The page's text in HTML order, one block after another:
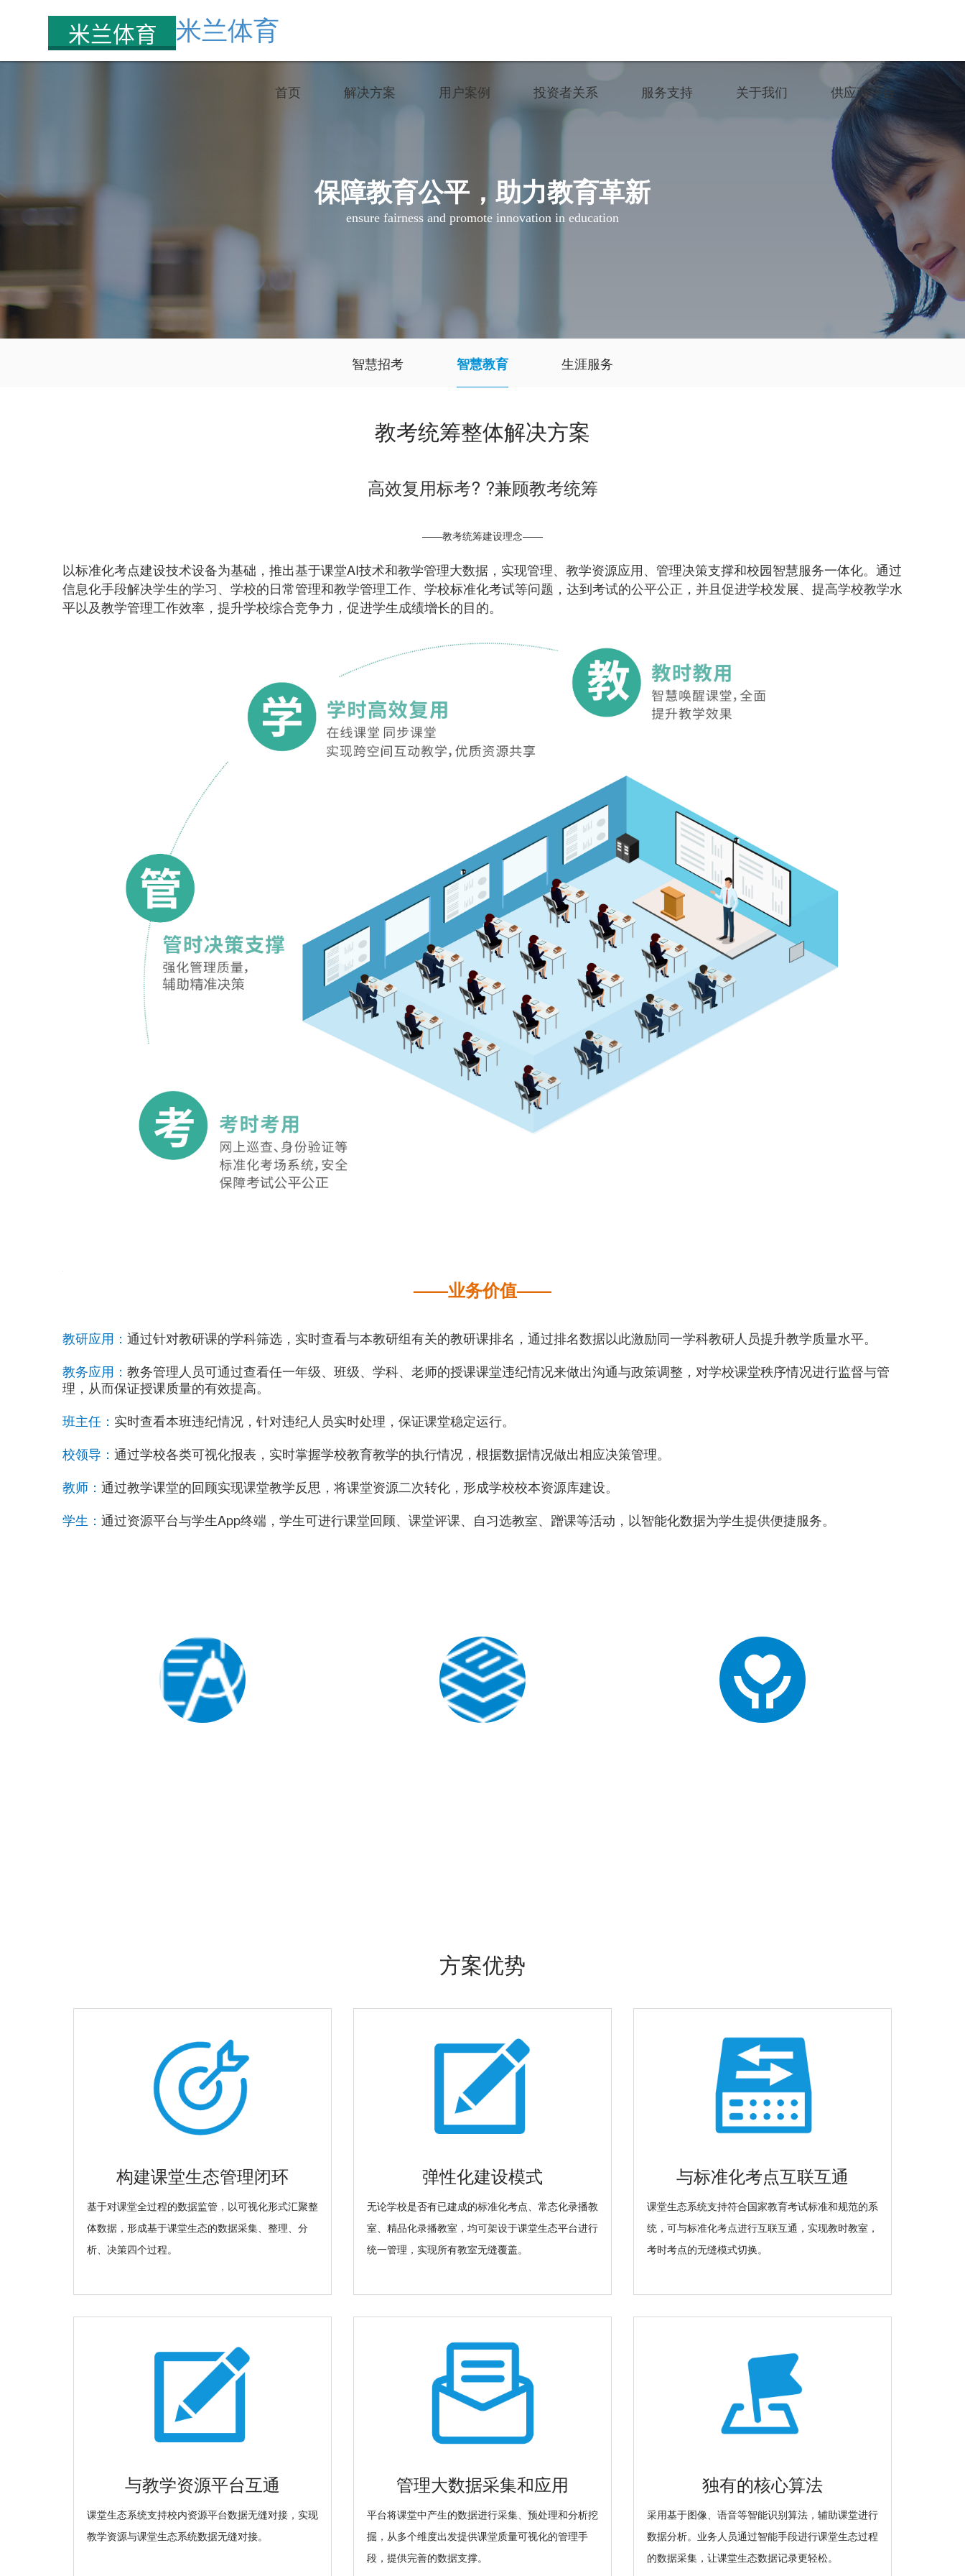
米兰体育
首页 解决方案
作弊防控系统建设方案
试卷流转系统建设方案 教育考试综合管理平台
涯服务
用户案例
生涯服务
投资者关系
定期报告
服务支持
常用软件
关于我们 供应商平台
招标通告
公司自荐
保障教育公平，助力教育革新
ensure fairness and promote innovation in education
智慧招考 智慧教育 生涯服务
教考统筹整体解决方案
高效复用标考? ?兼顾教考统筹
——教考统筹建设理念——
以标准化考点建设技术设备为基础，推出基于课堂AI技术和教学管理大数据，实现管理、教学资源应用、管理决策支撑和校园智慧服务一体化。通过
信息化手段解决学生的学习、学校的日常管理和教学管理工作、学校标准化考试等问题，达到考试的公平公正，并且促进学校发展、提高学校教学水
平以及教学管理工作效率，提升学校综合竞争力，促进学生成绩增长的目的。
——业务价值——
教研应用： 通过针对教研课的学科筛选，实时查看与本教研组有关的教研课排名，通过排名数据以此激励同一学科教研人员提升教学质量水平。
教务应用： 教务管理人员可通过查看任一年级、班级、学科、老师的授课课堂违纪情况来做出沟通与政策调整，对学校课堂秩序情况进行监督与管
理，从而保证授课质量的有效提高。
班主任： 实时查看本班违纪情况，针对违纪人员实时处理，保证课堂稳定运行。
校领导： 通过学校各类可视化报表，实时掌握学校教育教学的执行情况，根据数据情况做出相应决策管理。
教师： 通过教学课堂的回顾实现课堂教学反思，将课堂资源二次转化，形成学校校本资源库建设。
学生： 通过资源平台与学生App终端，学生可进行课堂回顾、课堂评课、自习选教室、蹭课等活动，以智能化数据为学生提供便捷服务。
方案优势
构建课堂生态管理闭环
基于对课堂全过程的数据监管，以可视化形式汇聚整
体数据，形成基于课堂生态的数据采集、整理、分
析、决策四个过程。
弹性化建设模式
无论学校是否有已建成的标准化考点、常态化录播教
室、精品化录播教室，均可架设于课堂生态平台进行
统一管理，实现所有教室无缝覆盖。
与标准化考点互联互通
课堂生态系统支持符合国家教育考试标准和规范的系
统，可与标准化考点进行互联互通，实现教时教室，
考时考点的无缝模式切换。
与教学资源平台互通
课堂生态系统支持校内资源平台数据无缝对接，实现
教学资源与课堂生态系统数据无缝对接。
管理大数据采集和应用
平台将课堂中产生的数据进行采集、预处理和分析挖
掘，从多个维度出发提供课堂质量可视化的管理手
段，提供完善的数据支撑。
独有的核心算法
采用基于图像、语音等智能识别算法，辅助课堂进行
数据分析。业务人员通过智能手段进行课堂生态过程
的数据采集，让课堂生态数据记录更轻松。